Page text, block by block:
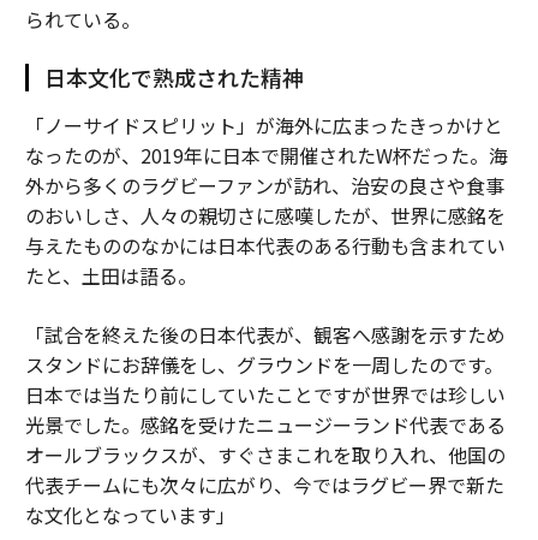
られている。
日本文化で熟成された精神
「ノーサイドスピリット」が海外に広まったきっかけと
なったのが、2019年に日本で開催されたW杯だった。海
外から多くのラグビーファンが訪れ、治安の良さや食事
のおいしさ、人々の親切さに感嘆したが、世界に感銘を
与えたもののなかには日本代表のある行動も含まれてい
たと、土田は語る。
「試合を終えた後の日本代表が、観客へ感謝を示すため
スタンドにお辞儀をし、グラウンドを一周したのです。
日本では当たり前にしていたことですが世界では珍しい
光景でした。感銘を受けたニュージーランド代表である
オールブラックスが、すぐさまこれを取り入れ、他国の
代表チームにも次々に広がり、今ではラグビー界で新た
な文化となっています」